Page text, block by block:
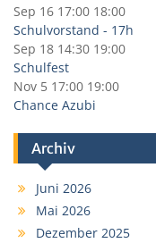
Sep 16 17:00 18:00
Schulvorstand - 17h
Sep 18 14:30 19:00
Schulfest
Nov 5 17:00 19:00
Chance Azubi
Archiv
Juni 2026
Mai 2026
Dezember 2025